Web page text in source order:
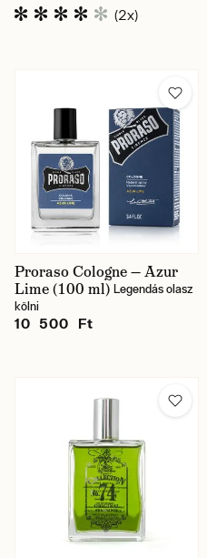
(2x)
Proraso Cologne — Azur
Lime (100 ml) Legendás olasz
kölni
10 500 Ft